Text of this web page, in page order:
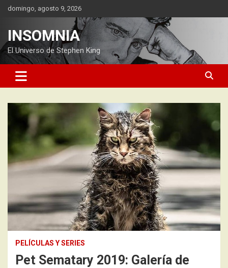
Saltardomingo, agosto 9, 2026
INSOMNIA
El Universo de Stephen King
PELÍCULAS Y SERIES
Pet Sematary 2019: Galería de